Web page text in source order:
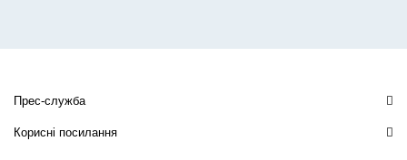
Прес-служба
Корисні посилання